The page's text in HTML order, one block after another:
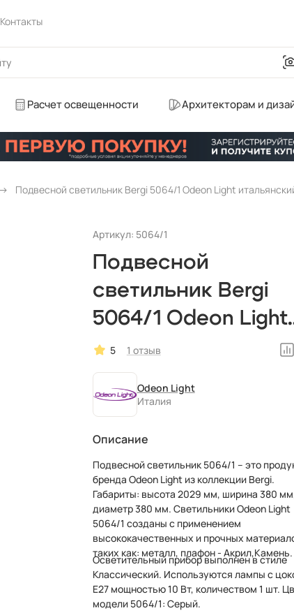
Контакты
Расчет освещенности Архитекторам и
Подвесной светильник Bergi 5064/1 Odeon Light
Артикул: 5064/1
Подвесной
светильник Bergi
5064/1 Odeon Light
итальянский
5 1 отзыв
Odeon Light
Италия
Описание
Подвесной светильник 5064/1 – это
бренда Odeon Light из коллекции Bergi.
Габариты: высота 2029 мм, ширина 380 мм,
диаметр 380 мм. Светильники Odeon Light
5064/1 созданы с применением
высококачественных и прочных
таких как: металл, плафон - Акрил,Камень.
Осветительный прибор выполнен в стиле
Классический. Используются лампы с
E27 мощностью 10 Вт, количеством 1 шт.
модели 5064/1: Серый.